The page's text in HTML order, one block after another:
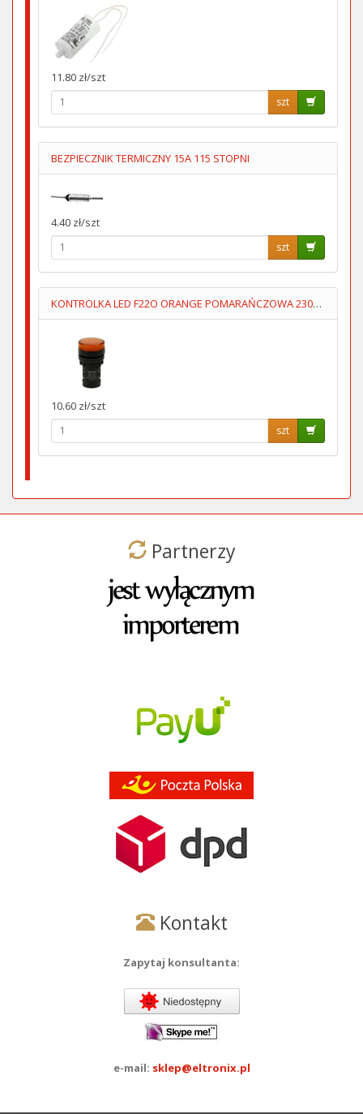
11.80 zł/szt
szt
BEZPIECZNIK TERMICZNY 15A 115 STOPNI
4.40 zł/szt
szt
KONTROLKA LED F22O ORANGE POMARAŃCZOWA 230V AC FImontaź=22mm
10.60 zł/szt
szt
Partnerzy
Kontakt
Zapytaj konsultanta:
e-mail: sklep@eltronix.pl